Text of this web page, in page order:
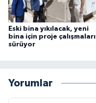
Eski bina yıkılacak, yeni
bina için proje çalışmaları
sürüyor
Yorumlar